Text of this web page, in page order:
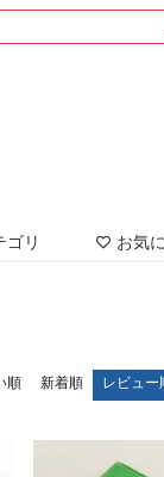
ゴリ お気
順 新着順 レビュー